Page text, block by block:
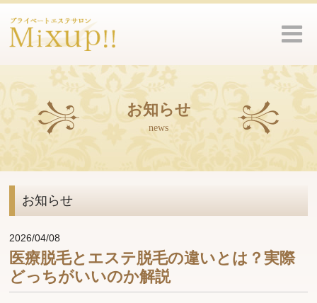
お知らせ
news
お知らせ
2026/04/08
医療脱毛とエステ脱毛の違いとは？実際
どっちがいいのか解説